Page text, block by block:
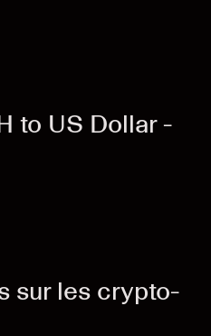
to US Dollar -
sur les crypto-